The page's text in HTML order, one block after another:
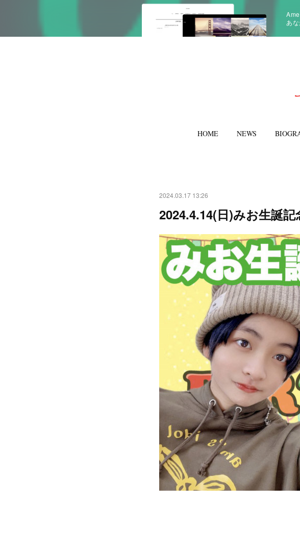
あ
HOME NEWS
2024.03.17 13:26
2024.4.14(日)みお生誕